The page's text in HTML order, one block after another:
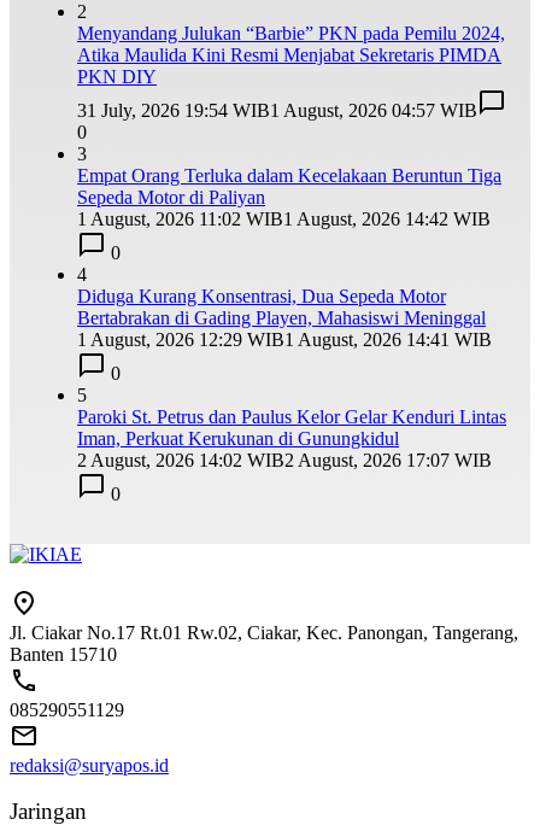
2
Menyandang Julukan “Barbie” PKN pada Pemilu 2024,
Atika Maulida Kini Resmi Menjabat Sekretaris PIMDA
PKN DIY
31 July, 2026 19:54 WIB1 August, 2026 04:57 WIB
0
3
Empat Orang Terluka dalam Kecelakaan Beruntun Tiga
Sepeda Motor di Paliyan
1 August, 2026 11:02 WIB1 August, 2026 14:42 WIB
0
4
Diduga Kurang Konsentrasi, Dua Sepeda Motor
Bertabrakan di Gading Playen, Mahasiswi Meninggal
1 August, 2026 12:29 WIB1 August, 2026 14:41 WIB
0
5
Paroki St. Petrus dan Paulus Kelor Gelar Kenduri Lintas
Iman, Perkuat Kerukunan di Gunungkidul
2 August, 2026 14:02 WIB2 August, 2026 17:07 WIB
0
Jl. Ciakar No.17 Rt.01 Rw.02, Ciakar, Kec. Panongan, Tangerang,
Banten 15710
085290551129
redaksi@suryapos.id
Jaringan